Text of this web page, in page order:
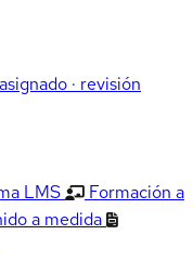
· revisión
LMS
Formación a
a medida